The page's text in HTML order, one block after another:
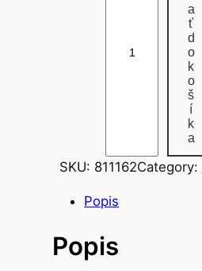
d
v
o
a
ť
d
o
k
o
š
í
k
a
SKU: 811162Category:
Popis
Popis